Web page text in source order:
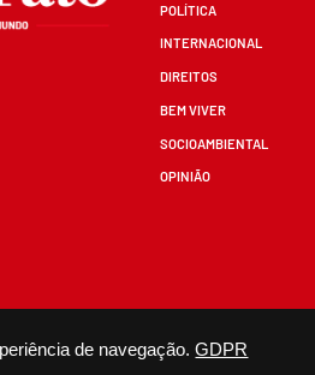
de navegação. GDPR
POLÍTICA
INTERNACIONAL
DIREITOS
BEM VIVER
SOCIOAMBIENTAL
OPINIÃO